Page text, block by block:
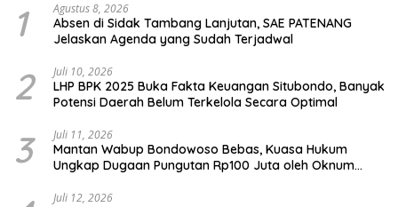
1 Agustus 8, 2026
Absen di Sidak Tambang Lanjutan, SAE PATENANG
Jelaskan Agenda yang Sudah Terjadwal
2 Juli 10, 2026
LHP BPK 2025 Buka Fakta Keuangan Situbondo, Banyak
Potensi Daerah Belum Terkelola Secara Optimal
3 Juli 11, 2026
Mantan Wabup Bondowoso Bebas, Kuasa Hukum
Ungkap Dugaan Pungutan Rp100 Juta oleh Oknum
Juli 12, 2026